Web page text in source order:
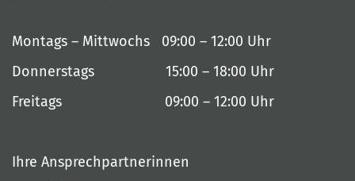
Montags – Mittwochs 09:00 – 12:00 Uhr
Donnerstags 15:00 – 18:00 Uhr
Freitags 09:00 – 12:00 Uhr
Ihre Ansprechpartnerinnen